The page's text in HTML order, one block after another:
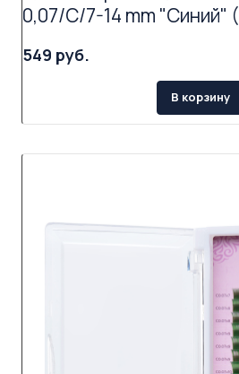
0,07/C/7-14 mm "Синий"
549 руб.
В корзину